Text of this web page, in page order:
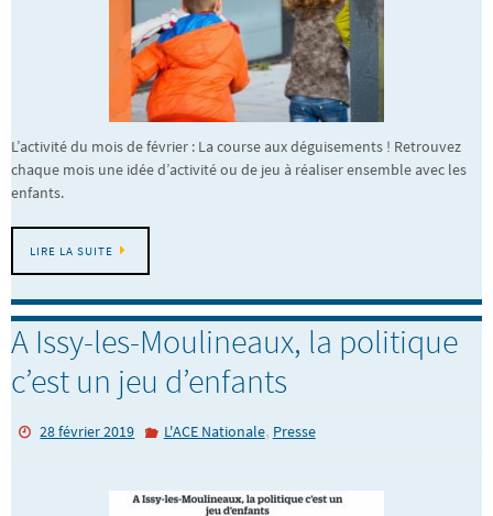
L’activité du mois de février : La course aux déguisements ! Retrouvez
chaque mois une idée d’activité ou de jeu à réaliser ensemble avec les
enfants.
LIRE LA SUITE
A Issy-les-Moulineaux, la politique
c’est un jeu d’enfants
28 février 2019 L'ACE Nationale, Presse